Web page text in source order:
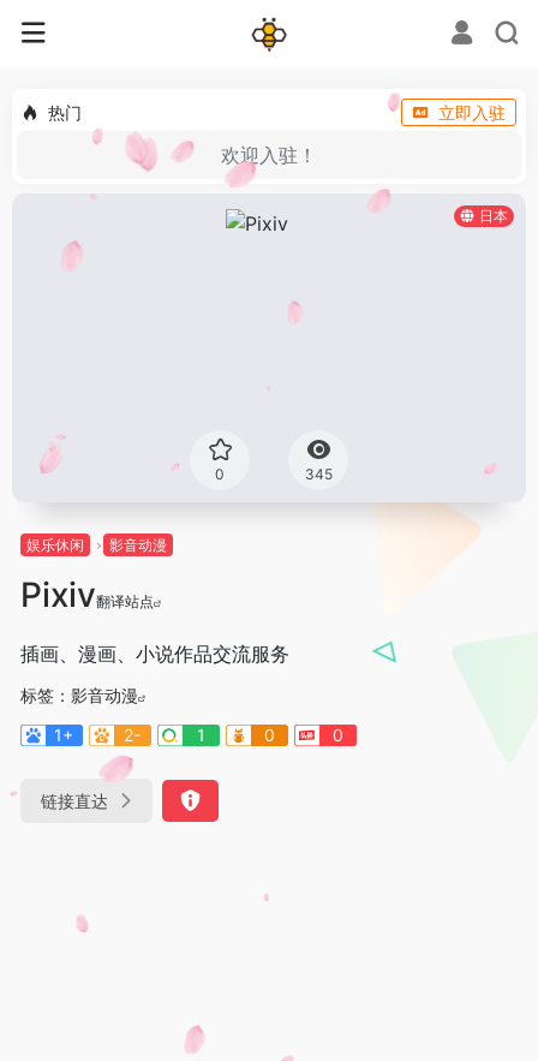
热门 立即入驻
欢迎入驻！
日本
0 345
娱乐休闲 影音动漫
Pixiv翻译站点
插画、漫画、小说作品交流服务
标签： 影音动漫
1+
2- 1 0 0
链接直达